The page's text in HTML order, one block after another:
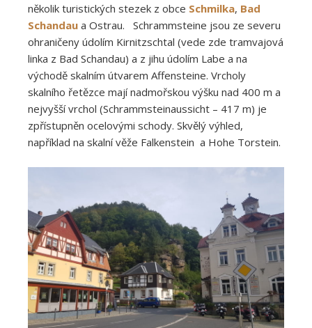
několik turistických stezek z obce Schmilka, Bad
Schandau a Ostrau. Schrammsteine jsou ze severu
ohraničeny údolím Kirnitzschtal (vede zde tramvajová
linka z Bad Schandau) a z jihu údolím Labe a na
východě skalním útvarem Affensteine. Vrcholy
skalního řetězce mají nadmořskou výšku nad 400 m a
nejvyšší vrchol (Schrammsteinaussicht – 417 m) je
zpřístupněn ocelovými schody. Skvělý výhled,
například na skalní věže Falkenstein a Hohe Torstein.